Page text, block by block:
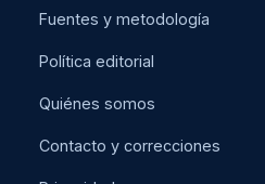
Fuentes y metodología
Política editorial
Quiénes somos
Contacto y correcciones